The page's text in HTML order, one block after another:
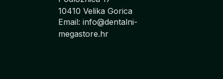
10410 Velika Gorica
Email: info@dentalni-
megastore.hr